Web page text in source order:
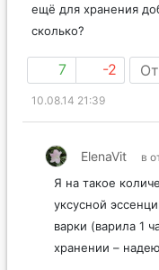
ещё для хранения
сколько?
7 -2
10.08.14 21:39
ElenaVit в
Я на такое
уксусной
варки (варила 1
хранении –